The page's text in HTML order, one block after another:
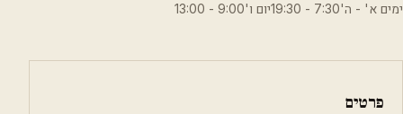
ימים א' - ה'7:30 - 19:30יום ו'9:00 - 13:00
פרטים